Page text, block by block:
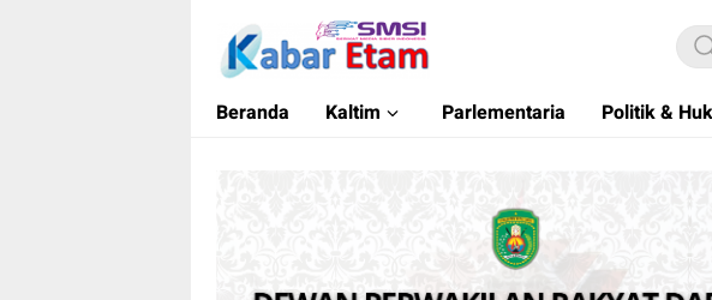
Kabar Etam
Akurat dan Terpercaya
Beranda Kaltim Parlementaria Politik &